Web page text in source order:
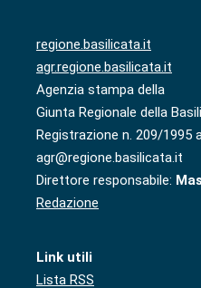
regione.basilicata.it
agr.regione.basilicata.it
Agenzia stampa della
Giunta Regionale della
Registrazione n. 209/1995
agr@regione.basilicata.it
Direttore responsabile:
Redazione
Link utili
Lista RSS